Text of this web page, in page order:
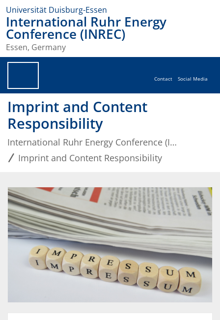
Universität Duisburg-Essen
International Ruhr Energy
Conference (INREC)
Essen, Germany
Contact Social Media
Imprint and Content
Responsibility
International Ruhr Energy Conference (INREC)
Imprint and Content Responsibility